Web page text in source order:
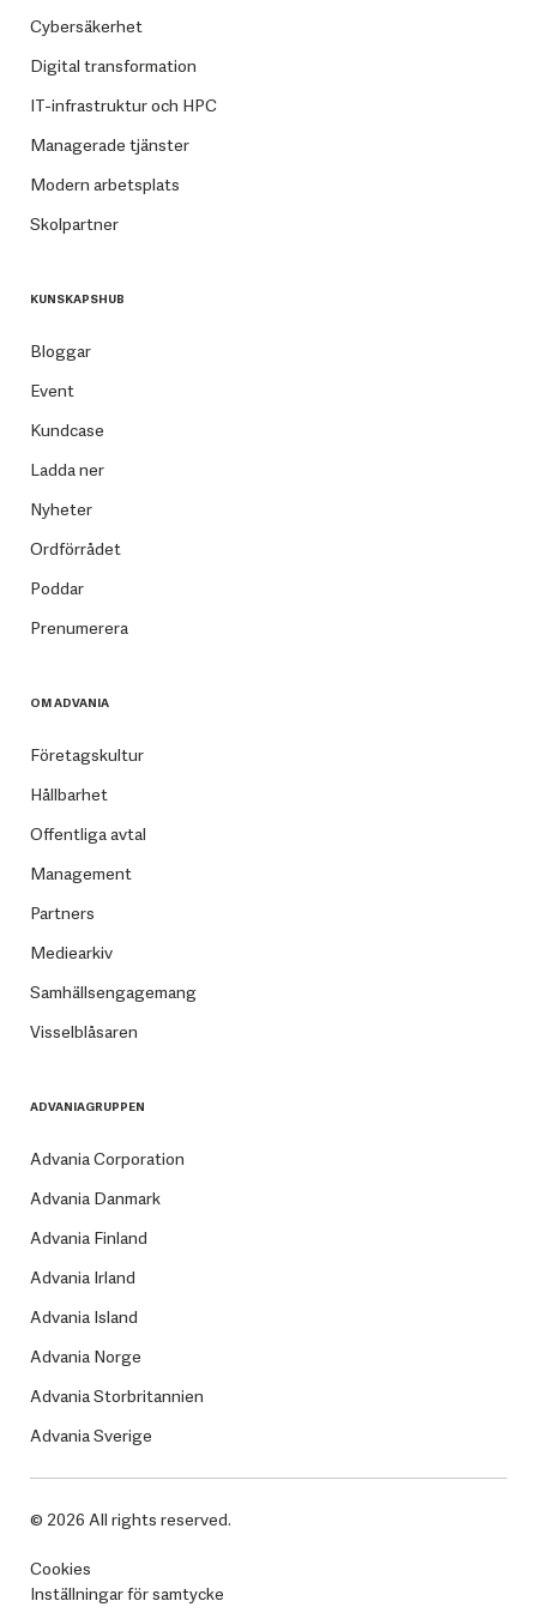
Cybersäkerhet
Digital transformation
IT-infrastruktur och HPC
Managerade tjänster
Modern arbetsplats
Skolpartner
KUNSKAPSHUB
Bloggar
Event
Kundcase
Ladda ner
Nyheter
Ordförrådet
Poddar
Prenumerera
OM ADVANIA
Företagskultur
Hållbarhet
Offentliga avtal
Management
Partners
Mediearkiv
Samhällsengagemang
Visselblåsaren
ADVANIAGRUPPEN
Advania Corporation
Advania Danmark
Advania Finland
Advania Irland
Advania Island
Advania Norge
Advania Storbritannien
Advania Sverige
© 2026 All rights reserved.
Cookies
Inställningar för samtycke